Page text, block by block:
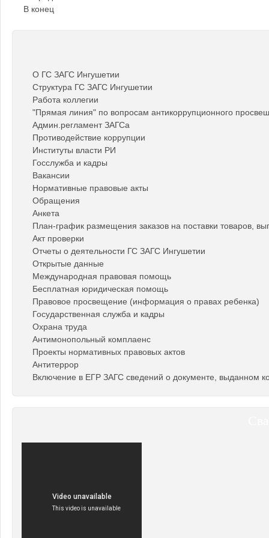
В конец
О ГС ЗАГС Ингушетии
Структура ГС ЗАГС Ингушетии
Работа коллегии
"Прямая линия" по вопросам антикоррупционного
Админ.регламент ЗАГСа
Противодействие коррупции
Институты власти РИ
Госслужба и кадры
Вакансии
Нормативные правовые акты
Обращения
Анкета
План-график размещения заказов на поставки товаров,
Акт проверки
Отчеты о деятельности ГС ЗАГС Ингушетии
Открытые данные
Международная правовая помощь
Бесплатная юридическая помощь
Правовое просвещение (информация о правах ребенка)
Государственная служба и кадры
Охрана труда
Антимонопольный комплаенс
Проекты нормативных правовых актов
Антитеррор
Включение в ЕГР ЗАГС сведений о документе, выданном